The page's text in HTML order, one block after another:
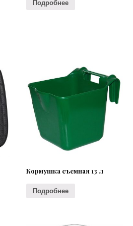
Подробнее
Кормушка съемная 13 л
Подробнее